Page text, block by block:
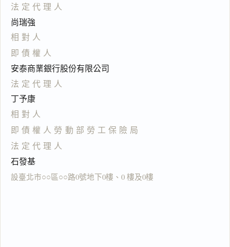
法定代理人
尚瑞強
相對人
即債權人
安泰商業銀行股份有限公司
法定代理人
丁予康
相對人
即債權人勞動部勞工保險局
法定代理人
石發基
設臺北市○○區○○路0號地下0樓、0 樓及0樓